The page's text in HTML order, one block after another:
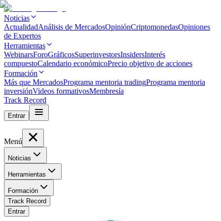
Noticias
ActualidadAnálisis de MercadosOpiniónCriptomonedasOpiniones
de Expertos
Herramientas
WebinarsForoGráficosSuperinvestorsInsidersInterés
compuestoCalendario económicoPrecio objetivo de acciones
Formación
Más que MercadosPrograma mentoria tradingPrograma mentoria
inversiónVideos formativosMembresía
Track Record
Entrar
Menú
Noticias
Herramientas
Formación
Track Record
Entrar